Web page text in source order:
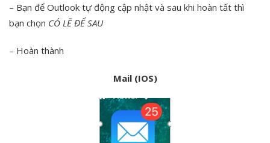
– Bạn để Outlook tự động cập nhật và sau khi hoàn tất thì
bạn chọn CÓ LẼ ĐỂ SAU
– Hoàn thành
Mail (IOS)